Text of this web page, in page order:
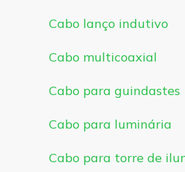
Cabo lanço indutivo
Cabo multicoaxial
Cabo para guindastes
Cabo para luminária
Cabo para torre de